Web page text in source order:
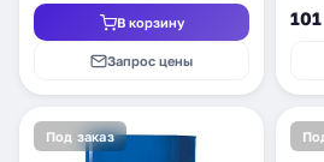
В корзину
Запрос цены
Под заказ